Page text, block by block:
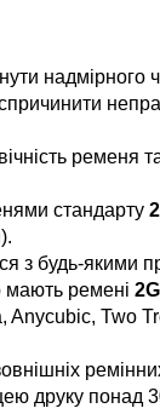
надмірного
ременя
стандарту
з будь-якими
ремені
Anycubic, Two
друку понад